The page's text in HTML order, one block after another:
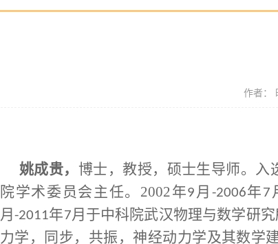
作者：
姚成贵， 博士，教授，硕士生导师。入
院学术委员会主任。 2002年9 月 -2006年7
月-2011年7月于中科院武汉物理与数学研
力学，同步，共振，神经动力学及其数学